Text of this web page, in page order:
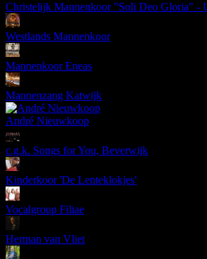
Christelijk Mannenkoor "Soli Deo Gloria" -
Westlands Mannenkoor
Mannenkoor Eneas
Mannenzang Katwijk
André Nieuwkoop
c.g.k. Songs for You, Beverwijk
Kinderkoor 'De Lenteklokjes'
Vocalgroup Filiae
Herman van Vliet